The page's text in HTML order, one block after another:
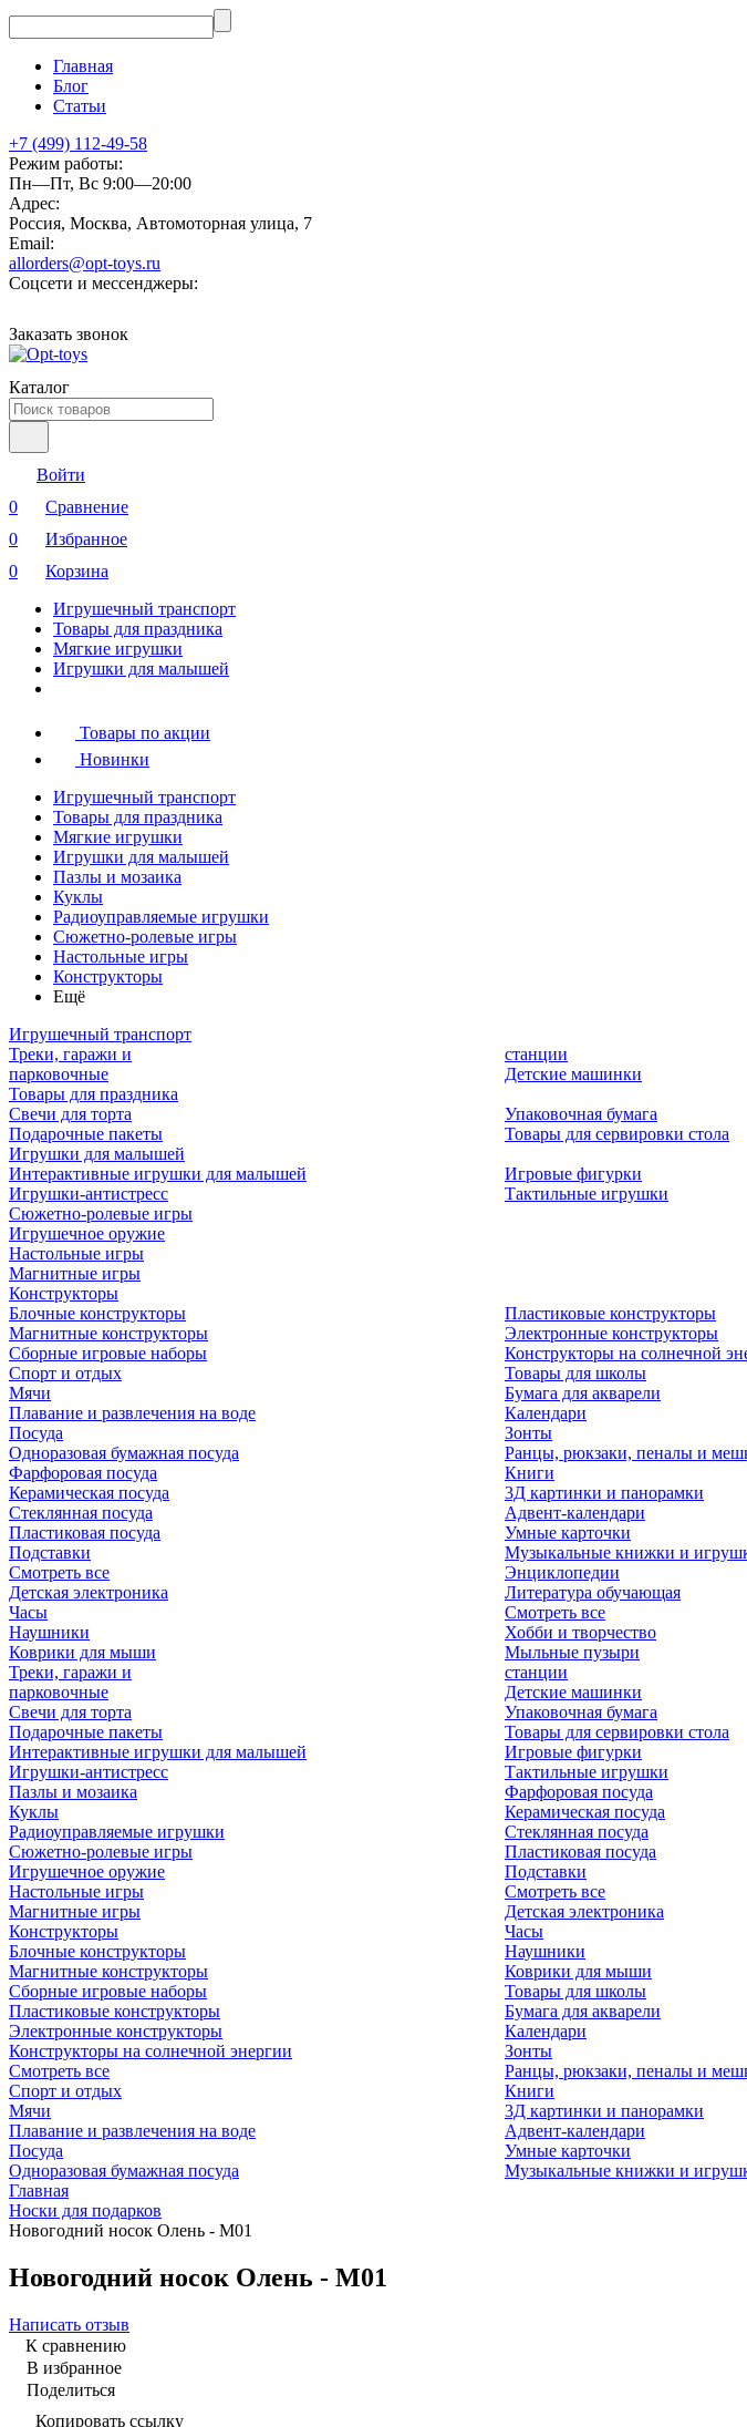
Главная
Блог
Статьи
+7 (499) 112-49-58
Режим работы:
Пн—Пт, Вс 9:00—20:00
Адрес:
Россия, Москва, Автомоторная улица, 7
Email:
allorders@opt-toys.ru
Соцсети и мессенджеры:
Заказать звонок
Каталог
Войти
0
Сравнение
0
Избранное
0
Корзина
Игрушечный транспорт
Товары для праздника
Мягкие игрушки
Игрушки для малышей
Товары по акции
Новинки
Игрушечный транспорт
Товары для праздника
Мягкие игрушки
Игрушки для малышей
Пазлы и мозаика
Куклы
Радиоуправляемые игрушки
Сюжетно-ролевые игры
Настольные игры
Конструкторы
Ещё
Игрушечный транспорт
Треки, гаражи и
парковочные
станции
Детские машинки
Товары для праздника
Свечи для торта
Подарочные пакеты
Упаковочная бумага
Товары для сервировки стола
Игрушки для малышей
Интерактивные игрушки для малышей
Игрушки-антистресс
Игровые фигурки
Тактильные игрушки
Сюжетно-ролевые игры
Игрушечное оружие
Настольные игры
Магнитные игры
Конструкторы
Блочные конструкторы
Магнитные конструкторы
Сборные игровые наборы
Пластиковые конструкторы
Электронные конструкторы
Конструкторы на солнечной
Спорт и отдых
Мячи
Плавание и развлечения на воде
Посуда
Одноразовая бумажная посуда
Фарфоровая посуда
Керамическая посуда
Стеклянная посуда
Пластиковая посуда
Подставки
Смотреть все
Детская электроника
Часы
Наушники
Коврики для мыши
Товары для школы
Бумага для акварели
Календари
Зонты
Ранцы, рюкзаки, пеналы и
Книги
3Д картинки и панорамки
Адвент-календари
Умные карточки
Музыкальные книжки и
Энциклопедии
Литература обучающая
Смотреть все
Хобби и творчество
Мыльные пузыри
Треки, гаражи и
парковочные
станции
Детские машинки
Свечи для торта
Подарочные пакеты
Упаковочная бумага
Товары для сервировки стола
Интерактивные игрушки для малышей
Игрушки-антистресс
Игровые фигурки
Тактильные игрушки
Пазлы и мозаика
Куклы
Радиоуправляемые игрушки
Сюжетно-ролевые игры
Игрушечное оружие
Настольные игры
Магнитные игры
Конструкторы
Блочные конструкторы
Магнитные конструкторы
Сборные игровые наборы
Пластиковые конструкторы
Электронные конструкторы
Конструкторы на солнечной энергии
Смотреть все
Спорт и отдых
Мячи
Плавание и развлечения на воде
Посуда
Одноразовая бумажная посуда
Фарфоровая посуда
Керамическая посуда
Стеклянная посуда
Пластиковая посуда
Подставки
Смотреть все
Детская электроника
Часы
Наушники
Коврики для мыши
Товары для школы
Бумага для акварели
Календари
Зонты
Ранцы, рюкзаки, пеналы и
Книги
3Д картинки и панорамки
Адвент-календари
Умные карточки
Музыкальные книжки и
Главная
Носки для подарков
Новогодний носок Олень - М01
Новогодний носок Олень - М01
Написать отзыв
К сравнению
В избранное
Поделиться
Копировать ссылку